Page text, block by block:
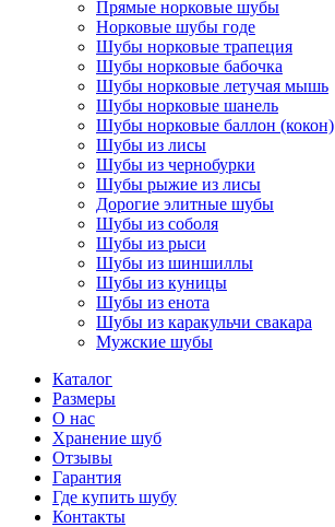
Прямые норковые шубы
Норковые шубы годе
Шубы норковые трапеция
Шубы норковые бабочка
Шубы норковые летучая мышь
Шубы норковые шанель
Шубы норковые баллон (кокон)
Шубы из лисы
Шубы из чернобурки
Шубы рыжие из лисы
Дорогие элитные шубы
Шубы из соболя
Шубы из рыси
Шубы из шиншиллы
Шубы из куницы
Шубы из енота
Шубы из каракульчи свакара
Мужские шубы
Каталог
Размеры
О нас
Хранение шуб
Отзывы
Гарантия
Где купить шубу
Контакты